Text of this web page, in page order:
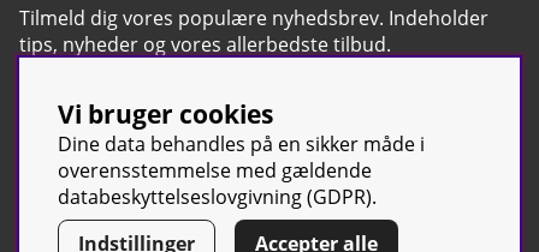
Tilmeld dig vores populære nyhedsbrev. Indeholder
tips, nyheder og vores allerbedste tilbud.
© Sport & Gym Butiken JTC AB |Kontakt os| All rights reserved |
Vi bruger cookies
Dine data behandles på en sikker måde i
overensstemmelse med gældende
databeskyttelseslovgivning (GDPR).
Indstillinger
Accepter alle